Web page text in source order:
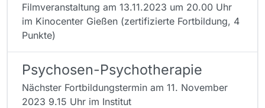
Filmveranstaltung am 13.11.2023 um 20.00 Uhr
im Kinocenter Gießen (zertifizierte Fortbildung, 4
Punkte)
Psychosen-Psychotherapie
Nächster Fortbildungstermin am 11. November
2023 9.15 Uhr im Institut